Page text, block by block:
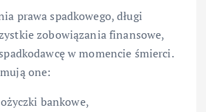
prawa spadkowego, długi
zobowiązania finansowe,
w momencie śmierci.
one:
bankowe,